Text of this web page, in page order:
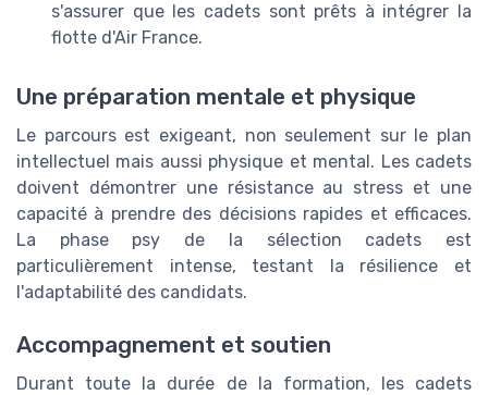
s'assurer que les cadets sont prêts à intégrer la
flotte d'Air France.
Une préparation mentale et physique
Le parcours est exigeant, non seulement sur le plan
intellectuel mais aussi physique et mental. Les cadets
doivent démontrer une résistance au stress et une
capacité à prendre des décisions rapides et efficaces.
La phase psy de la sélection cadets est
particulièrement intense, testant la résilience et
l'adaptabilité des candidats.
Accompagnement et soutien
Durant toute la durée de la formation, les cadets